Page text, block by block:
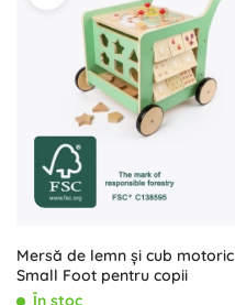
Mersă de lemn și cub motoric
Small Foot pentru copii
În stoc